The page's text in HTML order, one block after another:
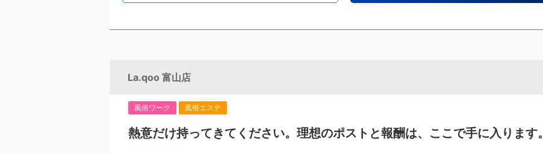
La.qoo 富山店
風俗ワーク 風俗エステ
熱意だけ持ってきてください。理想のポストと報酬は、ここで手に入ります。